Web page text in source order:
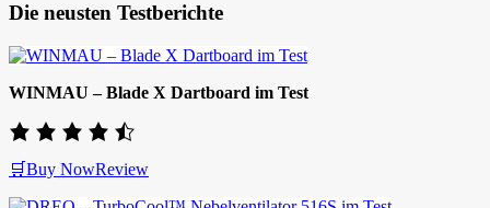
Die neusten Testberichte
WINMAU – Blade X Dartboard im Test
🛒Buy NowReview